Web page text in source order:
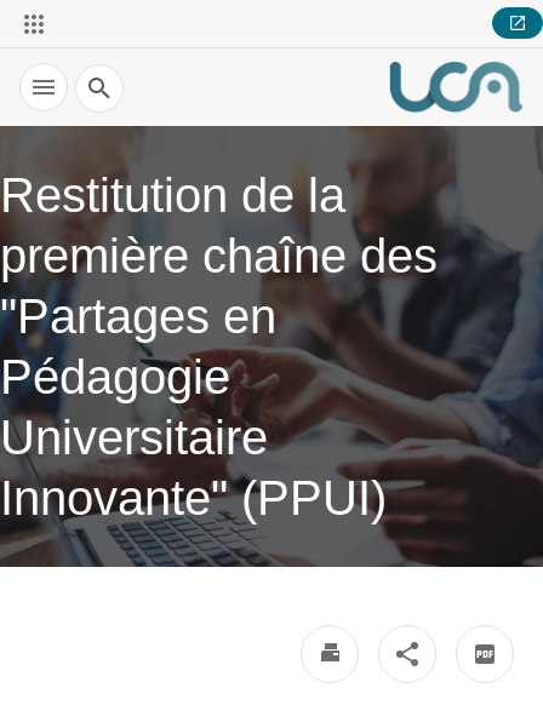
Recherche
Restitution de la
première chaîne des
"Partages en
Pédagogie
Universitaire
Innovante" (PPUI)